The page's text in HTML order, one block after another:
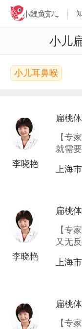
小儿
小儿耳鼻喉
李晓艳
扁桃
【专
就需
情况
上海
李晓艳
扁桃
【专
又无
组织
上海
扁桃
【专